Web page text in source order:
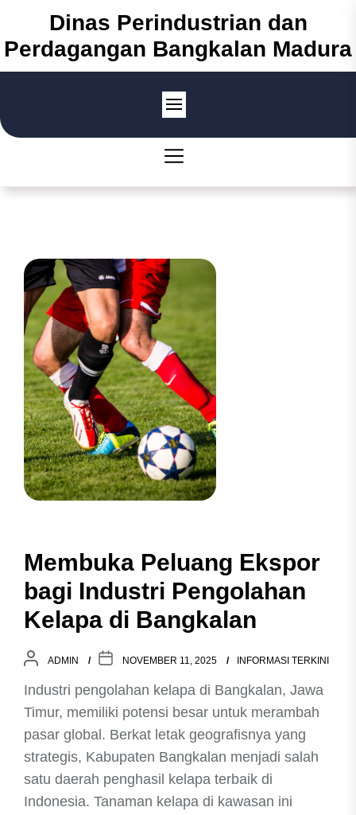
the
content
Dinas Perindustrian dan
Perdagangan Bangkalan Madura
Membuka Peluang Ekspor
bagi Industri Pengolahan
Kelapa di Bangkalan
ADMIN NOVEMBER 11, 2025 INFORMASI TERKINI
Industri pengolahan kelapa di Bangkalan, Jawa
Timur, memiliki potensi besar untuk merambah
pasar global. Berkat letak geografisnya yang
strategis, Kabupaten Bangkalan menjadi salah
satu daerah penghasil kelapa terbaik di
Indonesia. Tanaman kelapa di kawasan ini